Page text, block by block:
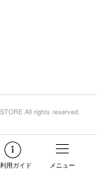
用ガイド メニュー
All rights reserved.